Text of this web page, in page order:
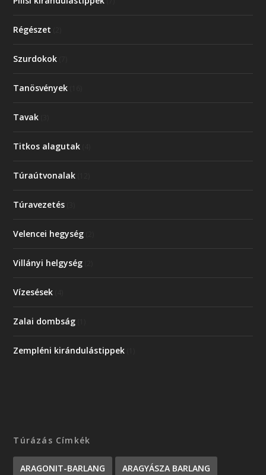
Régészet
Szurdokok
Tanösvények
Tavak
Titkos alagutak
Túraútvonalak
Túravezetés
Velencei hegység
Villányi helgység
Vízesések
Zalai dombság
Zempléni kirándulástippek
Túrázás Címkék
ARAGONIT-BARLANG ARAGYÁSZA BARLANG